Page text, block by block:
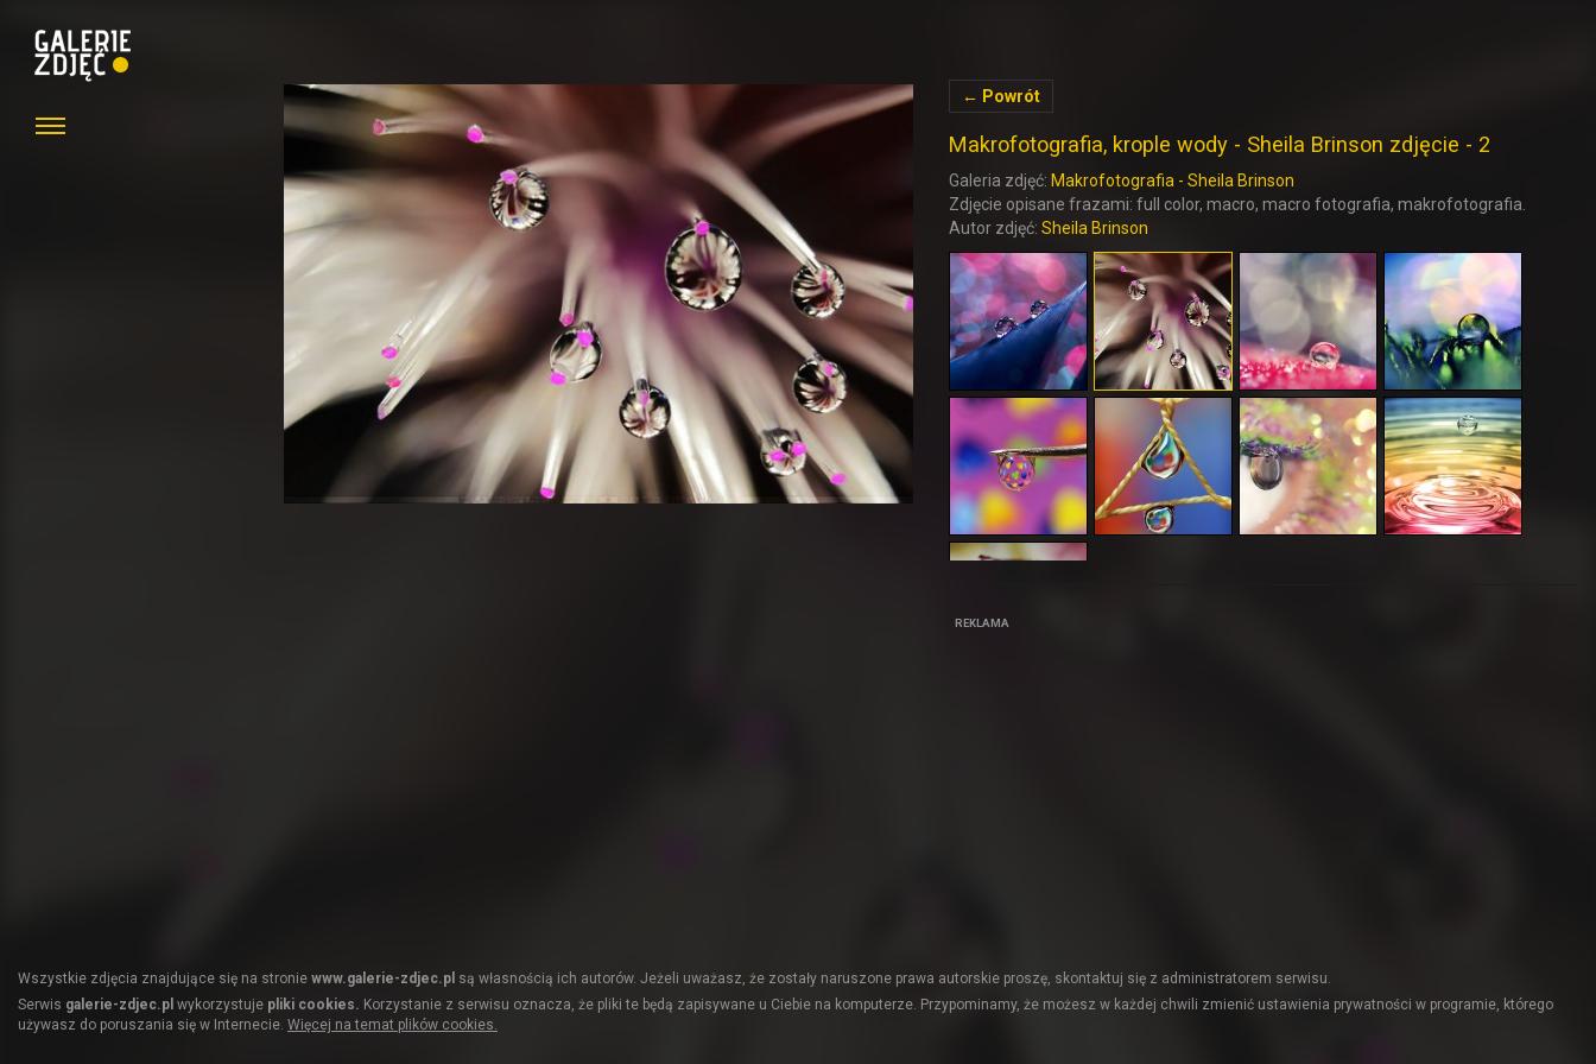
← Powrót
Makrofotografia, krople wody - Sheila Brinson zdjęcie - 2
Galeria zdjęć: Makrofotografia - Sheila Brinson
Zdjęcie opisane frazami: full color, macro, macro fotografia, makrofotografia.
Autor zdjęć: Sheila Brinson
REKLAMA
Wszystkie zdjęcia znajdujące się na stronie www.galerie-zdjec.pl są własnością ich autorów. Jeżeli uważasz, że zostały naruszone prawa autorskie proszę, skontaktuj się z administratorem serwisu.
Serwis galerie-zdjec.pl wykorzystuje pliki cookies. Korzystanie z serwisu oznacza, że pliki te będą zapisywane u Ciebie na komputerze. Przypominamy, że możesz w każdej chwili zmienić ustawienia prywatności w programie, którego
używasz do poruszania się w Internecie. Więcej na temat plików cookies.